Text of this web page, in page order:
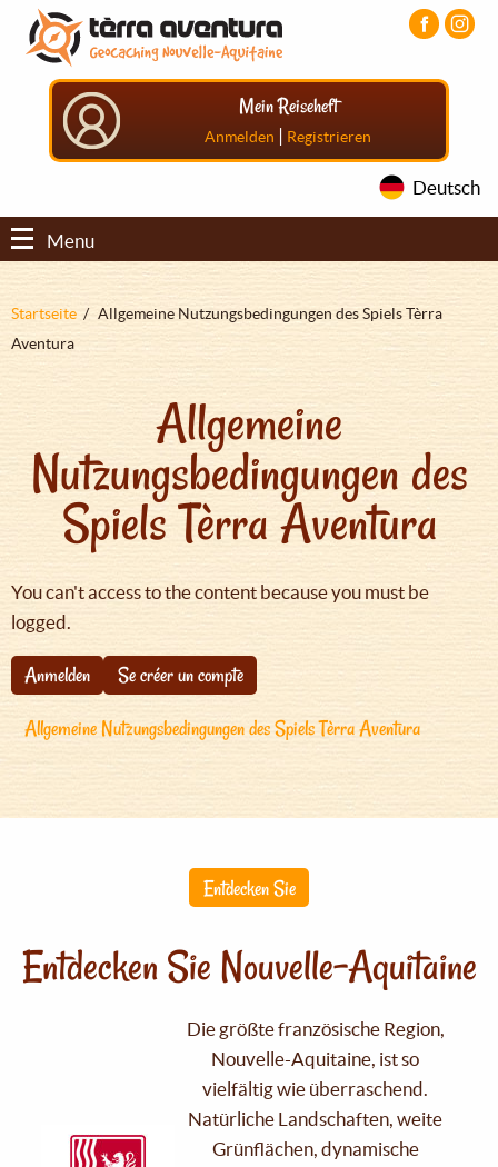
Direkt
zum
Inhalt
Aller
menu
principal
Aller
pied
Mein Reiseheft
Anmelden | Registrieren
Deutsch
Menu
Pfadnavigation
Startseite
Allgemeine Nutzungsbedingungen des Spiels Tèrra
Aventura
Allgemeine
Nutzungsbedingungen des
Spiels Tèrra Aventura
You can't access to the content because you must be
logged.
Anmelden
Se créer un compte
Allgemeine Nutzungsbedingungen des Spiels Tèrra Aventura
Entdecken Sie
Entdecken Sie Nouvelle-Aquitaine
Die größte französische Region,
Nouvelle-Aquitaine, ist so
vielfältig wie überraschend.
Natürliche Landschaften, weite
Grünflächen, dynamische